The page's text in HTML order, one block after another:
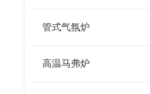
管式气氛炉
高温马弗炉